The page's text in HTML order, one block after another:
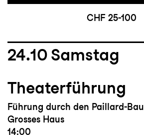
CHF 25-100
24.10 Samstag
Theaterführung
Führung durch den Paillard-Bau
Grosses Haus
14:00